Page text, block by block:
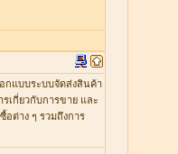
กแบบระบบจัดส่งสินค้า
เกี่ยวกับการขาย และ
ต่าง ๆ รวมถึงการ